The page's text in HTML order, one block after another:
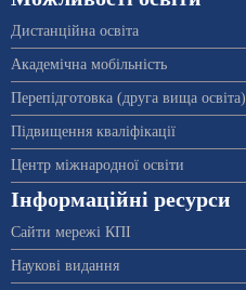
Дистанційна освіта
Академічна мобільність
Перепідготовка (друга вища освіта)
Підвищення кваліфікації
Центр міжнародної освіти
Інформаційні ресурси
Сайти мережі КПІ
Наукові видання